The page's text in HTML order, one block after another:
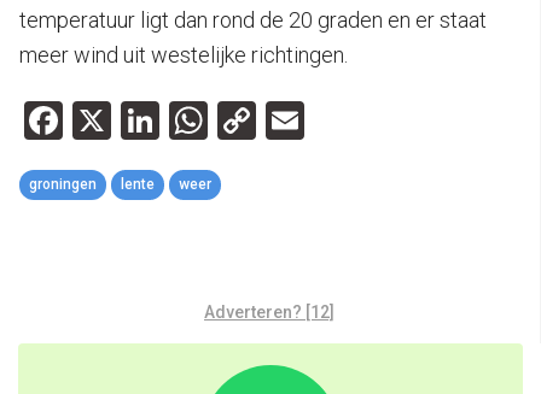
temperatuur ligt dan rond de 20 graden en er staat
meer wind uit westelijke richtingen.
Facebook
X LinkedIn
WhatsApp
Copy
groningen lente weer
Adverteren? [12]